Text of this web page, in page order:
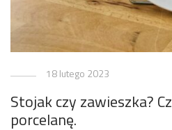
18 lutego 2023
Stojak czy zawieszka?
porcelanę.